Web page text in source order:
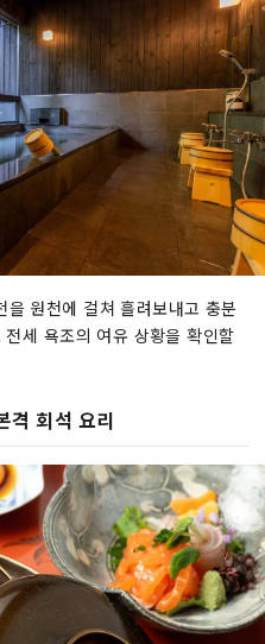
을 원천에 걸쳐 흘려보내고 충분
세 욕조의 여유 상황을 확인할
격 회석 요리